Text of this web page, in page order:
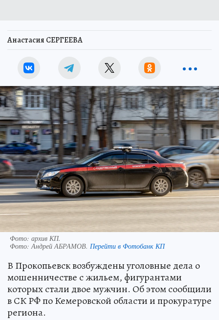
Анастасия СЕРГЕЕВА
Фото: архив КП.
Фото:Андрей АБРАМОВ. Перейти в Фотобанк КП
В Прокопьевск возбуждены уголовные дела о
мошенничестве с жильем, фигурантами
которых стали двое мужчин. Об этом сообщили
в СК РФ по Кемеровской области и прокуратуре
региона.